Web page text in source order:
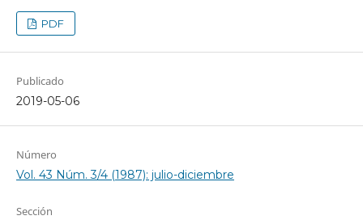
PDF
Publicado
2019-05-06
Número
Vol. 43 Núm. 3/4 (1987): julio-diciembre
Sección